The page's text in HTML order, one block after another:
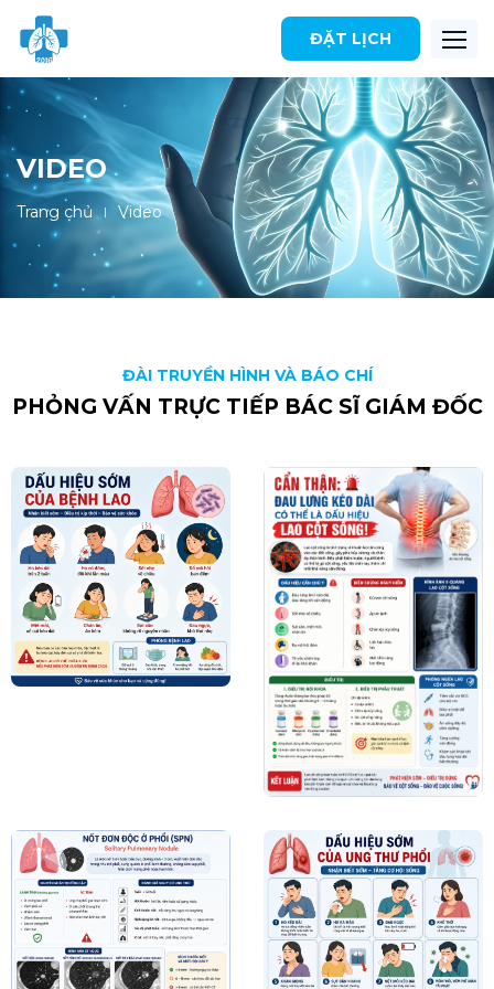
ĐẶT LỊCH
VIDEO
Trang chủ | Video
ĐÀI TRUYỀN HÌNH VÀ BÁO CHÍ
PHỎNG VẤN TRỰC TIẾP BÁC SĨ GIÁM ĐỐC